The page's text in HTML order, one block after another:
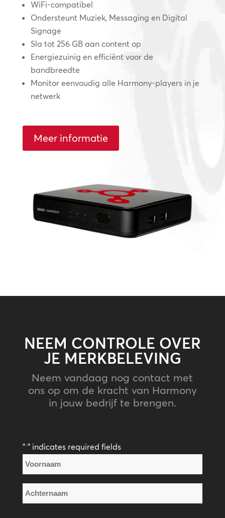
WiFi-compatibel
Ondersteunt Muziek, Messaging en Digital
Signage
Sla tot 256 GB aan content op
Energiezuinig en efficiënt voor de
bandbreedte
Monitor eenvoudig alle Harmony-players in je
netwerk
Meer informatie
NEEM CONTROLE OVER
JE MERKBELEVING
Neem vandaag nog contact met
ons op om de kracht van Harmony
in jouw bedrijf te brengen.
"*" indicates required fields
Naam
*